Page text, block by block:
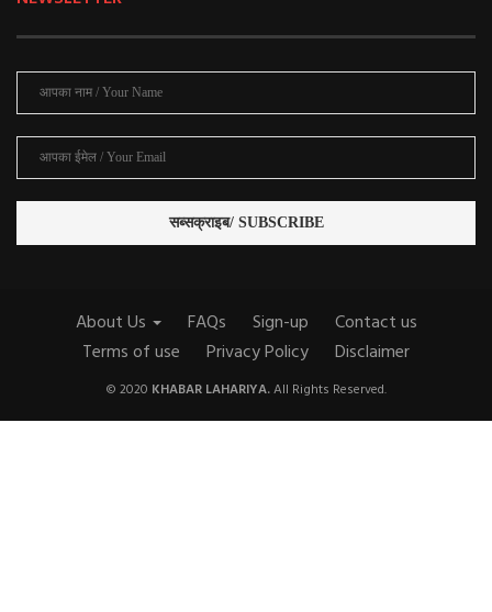
About Us FAQs Sign-up
Contact us
Terms of use
Privacy Policy Disclaimer
© 2020 KHABAR LAHARIYA.All Rights Reserved.